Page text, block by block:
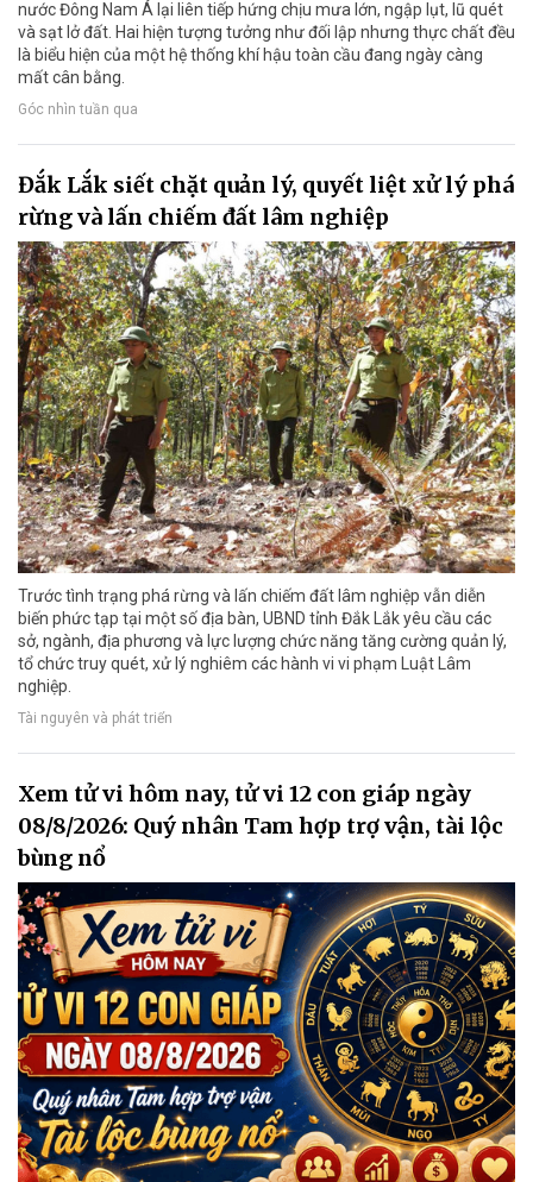
nước Đông Nam Á lại liên tiếp hứng chịu mưa lớn, ngập lụt, lũ quét
và sạt lở đất. Hai hiện tượng tưởng như đối lập nhưng thực chất đều
là biểu hiện của một hệ thống khí hậu toàn cầu đang ngày càng
mất cân bằng.
Góc nhìn tuần qua
Đắk Lắk siết chặt quản lý, quyết liệt xử lý phá
rừng và lấn chiếm đất lâm nghiệp
Trước tình trạng phá rừng và lấn chiếm đất lâm nghiệp vẫn diễn
biến phức tạp tại một số địa bàn, UBND tỉnh Đắk Lắk yêu cầu các
sở, ngành, địa phương và lực lượng chức năng tăng cường quản lý,
tổ chức truy quét, xử lý nghiêm các hành vi vi phạm Luật Lâm
nghiệp.
Tài nguyên và phát triển
Xem tử vi hôm nay, tử vi 12 con giáp ngày
08/8/2026: Quý nhân Tam hợp trợ vận, tài lộc
bùng nổ